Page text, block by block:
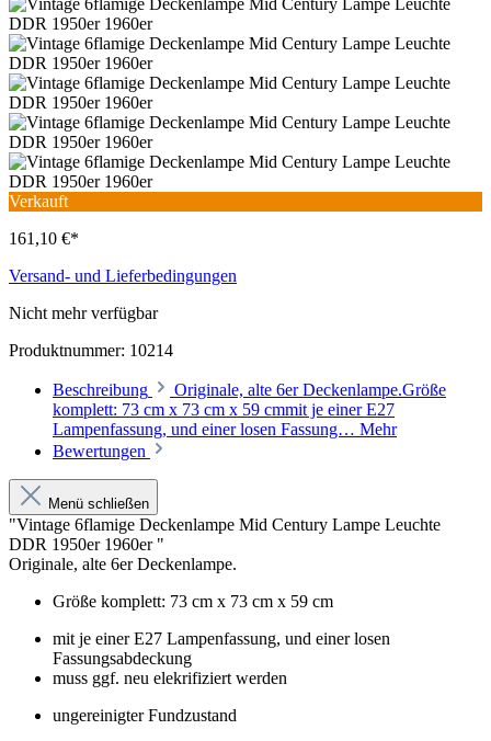
Verkauft
161,10 €*
Versand- und Lieferbedingungen
Nicht mehr verfügbar
Produktnummer: 10214
Beschreibung
Originale, alte 6er Deckenlampe.Größe
komplett: 73 cm x 73 cm x 59 cmmit je einer E27
Lampenfassung, und einer losen Fassung… Mehr
Bewertungen
Menü schließen
"Vintage 6flamige Deckenlampe Mid Century Lampe Leuchte
DDR 1950er 1960er "
Originale, alte 6er Deckenlampe.
Größe komplett: 73 cm x 73 cm x 59 cm
mit je einer E27 Lampenfassung, und einer losen
Fassungsabdeckung
muss ggf. neu elekrifiziert werden
ungereinigter Fundzustand